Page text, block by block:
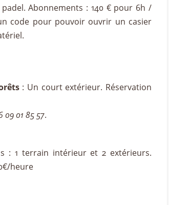
Abonnements : 140 € pour 6h /
code pour pouvoir ouvrir un casier
: Un court extérieur. Réservation
09 01 85 57.
: 1 terrain intérieur et 2 extérieurs.
heure